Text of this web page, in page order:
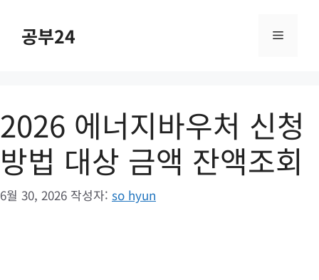
뛰
기
공부24 메
2026 에너지바우처 신청
방법 대상 금액 잔액조회
6월 30, 2026 작성자: so hyun